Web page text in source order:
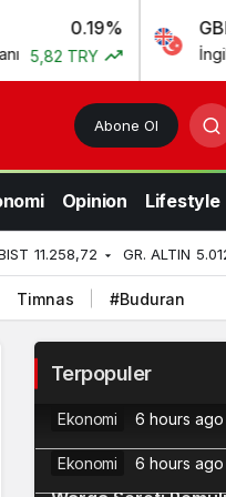
GBP
İngiliz Sterlini
Abone Ol
Opinion Lifestyle
11.258,72 GR. ALTIN
Timnas #Buduran
Terpopuler
SBN Syariah SR025
Agustus, Imbal
Ekonomi 6 hours ago
Tenang dengan
Deposito
Ekonomi 6 hours ago
3
Banjir Kembali